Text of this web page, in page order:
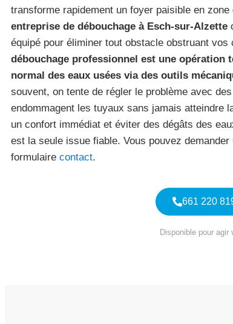
transforme rapidement un foyer paisible en
entreprise de débouchage à Esch-sur-Alzette
équipé pour éliminer tout obstacle obstruant vos
débouchage professionnel est une opération
normal des eaux usées via des outils
souvent, on tente de régler le problème avec
endommagent les tuyaux sans jamais atteindre
un confort immédiat et éviter des dégâts des
est la seule issue fiable. Vous pouvez
formulaire contact.
661 220
Disponible pour agir